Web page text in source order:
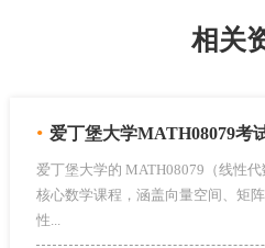
相关
• 爱丁堡大学MATH08079考
爱丁堡大学的 MATH08079（线性
核心数学课程，涵盖向量空间、矩
性...